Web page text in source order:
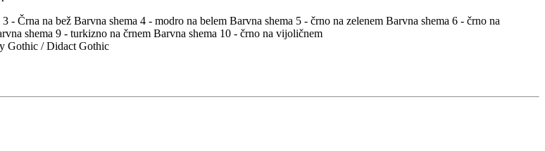
- Črna na bež Barvna shema 4 - modro na belem Barvna shema 5 - črno na zelenem Barvna shema 6 - črno na
shema 9 - turkizno na črnem Barvna shema 10 - črno na vijoličnem
Gothic / Didact Gothic